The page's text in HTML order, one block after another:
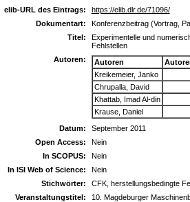
elib-URL des Eintrags:
https://elib.dlr.de/71096/
Dokumentart:
Konferenzbeitrag (Vortrag,
Titel:
Experimentelle und
Fehlstellen
Autoren:
Autoren
Kreikemeier, Janko
Chrupalla, David
Khattab, Imad Al-din
Krause, Daniel
Datum:
September 2011
Open Access:
Nein
In SCOPUS:
Nein
In ISI Web of Science:
Nein
Stichwörter:
CFK, herstellungsbedingte
Veranstaltungstitel:
10. Magdeburger